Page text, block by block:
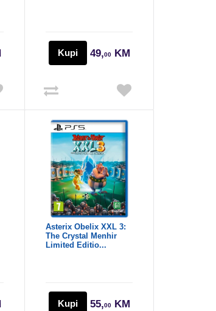
Kupi 49,00KM
Asterix Obelix XXL 3:
The Crystal Menhir
Limited Editio...
Kupi 55,00KM